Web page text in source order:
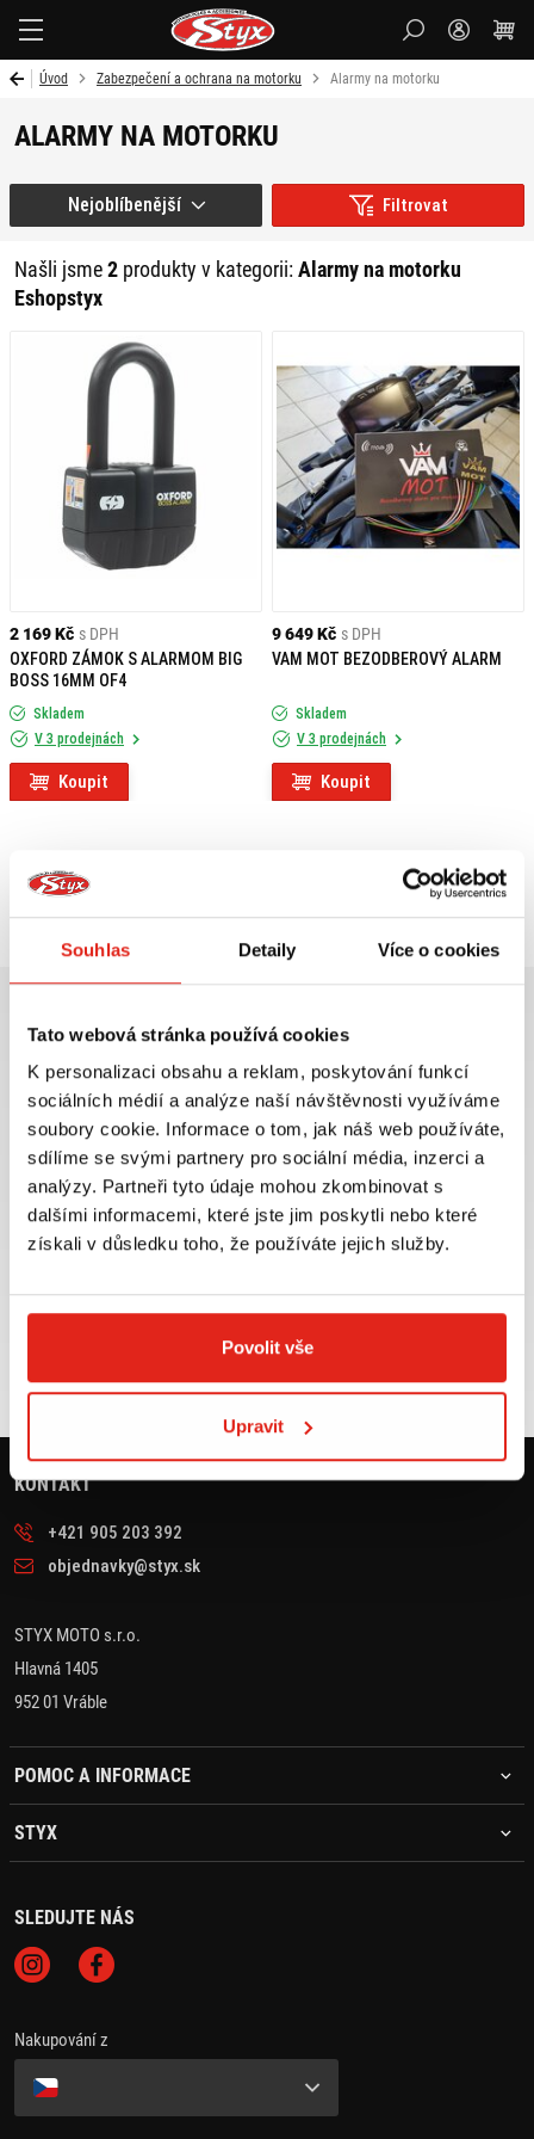
Souhlas Detaily Více o cookies
Tato webová stránka používá cookies
K personalizaci obsahu a reklam, poskytování funkcí
sociálních médií a analýze naší návštěvnosti využíváme
soubory cookie. Informace o tom, jak náš web používáte,
sdílíme se svými partnery pro sociální média, inzerci a
analýzy. Partneři tyto údaje mohou zkombinovat s
dalšími informacemi, které jste jim poskytli nebo které
získali v důsledku toho, že používáte jejich služby.
Povolit vše
Upravit
Úvod Zabezpečení a ochrana na motorku Alarmy na motorku
ALARMY NA MOTORKU
Filtrovat
Našli jsme2 produkty v kategorii:Alarmy na motorku
Eshopstyx
Nejoblíbenější
2 169 Kč s DPH
OXFORD ZÁMOK S ALARMOM BIG
BOSS 16MM OF4
Skladem
V 3 prodejnách
Koupit
9 649 Kč s DPH
VAM MOT BEZODBEROVÝ ALARM
Skladem
V 3 prodejnách
Koupit
Největší výběr moto
příslušenství ihned k
odběru
VÍCE INFO
Doprava ZDARMA pro
objednávky nad 2499 kč v
rámci ČR
VÍCE INFO
Zboží SKLADEM
VÍCE INFO
Výměna velikosti ZDARMA
VÍCE INFO
KONTAKT
+421 905 203 392
objednavky@styx.sk
STYX MOTO s.r.o.
Hlavná 1405
952 01 Vráble
POMOC A INFORMACE
STYX
SLEDUJTE NÁS
Nakupování z